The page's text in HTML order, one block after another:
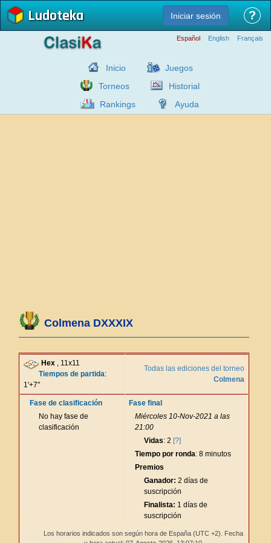
Ludoteka Iniciar sesión ?
Español English Français
Inicio
Juegos
Torneos
Historial
Rankings
Ayuda
Colmena DXXXIX
Hex , 11x11
Tiempos de partida:
1'+7"
Todas las ediciones del torneo
Colmena
Fase de clasificación
No hay fase de
clasificación
Fase final
Miércoles 10-Nov-2021 a las
21:00
Vidas: 2 [?]
Tiempo por ronda: 8 minutos
Premios
Ganador: 2 días de
suscripción
Finalista: 1 días de
suscripción
Los horarios indicados son según hora de España (UTC +2). Fecha